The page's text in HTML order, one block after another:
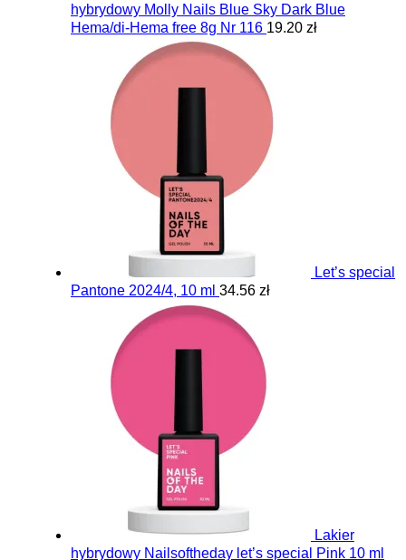
hybrydowy Molly Nails Blue Sky Dark Blue
Hema/di-Hema free 8g Nr 116 19.20 zł
Let’s special
Pantone 2024/4, 10 ml 34.56 zł
Lakier
hybrydowy Nailsoftheday let’s special Pink 10 ml